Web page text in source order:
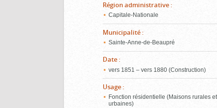
Région administrative :
Capitale-Nationale
Municipalité :
Sainte-Anne-de-Beaupré
Date :
vers 1851 – vers 1880 (Construction)
Usage :
Fonction résidentielle (Maisons rurales et
urbaines)